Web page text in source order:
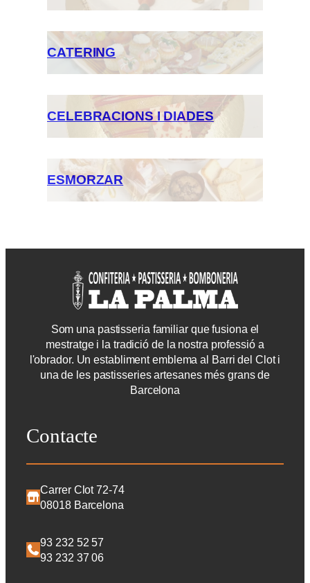
CATERING
CELEBRACIONS I DIADES
ESMORZAR
Som una pastisseria familiar que fusiona el
mestratge i la tradició de la nostra professió a
l'obrador. Un establiment emblema al Barri del Clot i
una de les pastisseries artesanes més grans de
Barcelona
Contacte
Carrer Clot 72-74
08018 Barcelona
93 232 52 57
93 232 37 06